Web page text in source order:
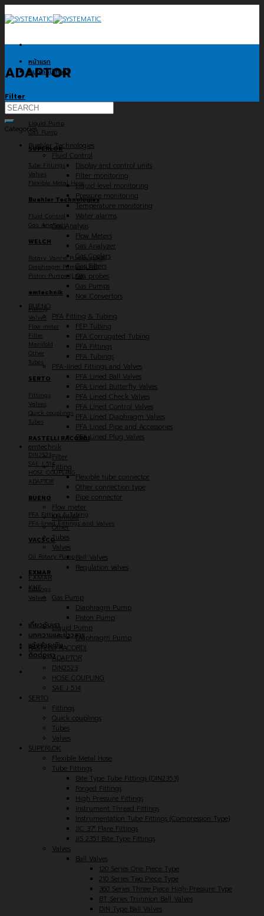
to
หน้าแรก
หมวดหมู่สินค้า
KNF
Liquid Pump
Gas Pump
SUPERLOK
Tube Fittings
Valves
Flexible Metal Hose
Buehler Technologies
Fluid Control
Gas Analysis
WELCH
Rotary Vanne Pumps (LAB)
Diaphragm Pumps (LAB)
Piston Pumps (LAB)
emtechnik
Fitting
Valves
Flow meter
Filter
Manifold
Other
Tubes
SERTO
Fittings
Valves
Quick couplings
Tubes
RASTELLI RACORDI
DIN2523
SAE J 514
HOSE COUPLING
ADAPTOR
BUENO
PFA Fitting & Tubing
PFA-lined Fittings and Valves
VACSCO
Oil Rotary Pump
EXMAR
Fittings
Valves
เกี่ยวกับเรา
บทความและข่าวสาร
แจ้งชำระเงิน
ติดต่อเรา
ADAPTOR
Filter
Search
for:
Categories
Buehler Technologies
Fluid Control
Display and control units
Filter monitoring
Liquid level monitoring
Pressure monitoring
Temperature monitoring
Water alarms
Gas Analysis
Flow Meters
Gas Analyzer
Gas Coolers
Gas Filters
Gas probes
Gas Pumps
Nox Convertors
BUENO
PFA Fitting & Tubing
FEP Tubing
PFA Corrugated Tubing
PFA Fittings
PFA Tubings
PFA-lined Fittings and Valves
PFA Lined Ball Valves
PFA Lined Butterfly Valves
PFA Lined Check Valves
PFA Lined Control Valves
PFA Lined Diaphragm Valves
PFA Lined Pipe and Accessories
PFA Lined Plug Valves
emtechnik
Filter
Fitting
Flexible tube connector
Other connection type
Pipe connector
Flow meter
Manifold
Other
Tubes
Valves
Ball Valves
Regulation valves
EXMAR
KNF
Gas Pump
Diaphragm Pump
Piston Pump
Liquid Pump
Diaphragm Pump
RASTELLI RACORDI
ADAPTOR
DIN2523
HOSE COUPLING
SAE J 514
SERTO
Fittings
Quick couplings
Tubes
Valves
SUPERLOK
Flexible Metal Hose
Tube Fittings
Bite Type Tube Fittings (DIN2353)
Forged Fittings
High Pressure Fittings
Instrument Thread Fittings
Instrumentation Tube Fittings (Compression Type)
JIC 37° Flare Fittings
JIS 2351 Bite Type Fittings
Valves
Ball Valves
120 Series One Piece Type
210 Series Two Piece Type
360 Series Three Piece High-Pressure Type
BT Series Trunnion Ball Valves
DIN Type Ball Valves